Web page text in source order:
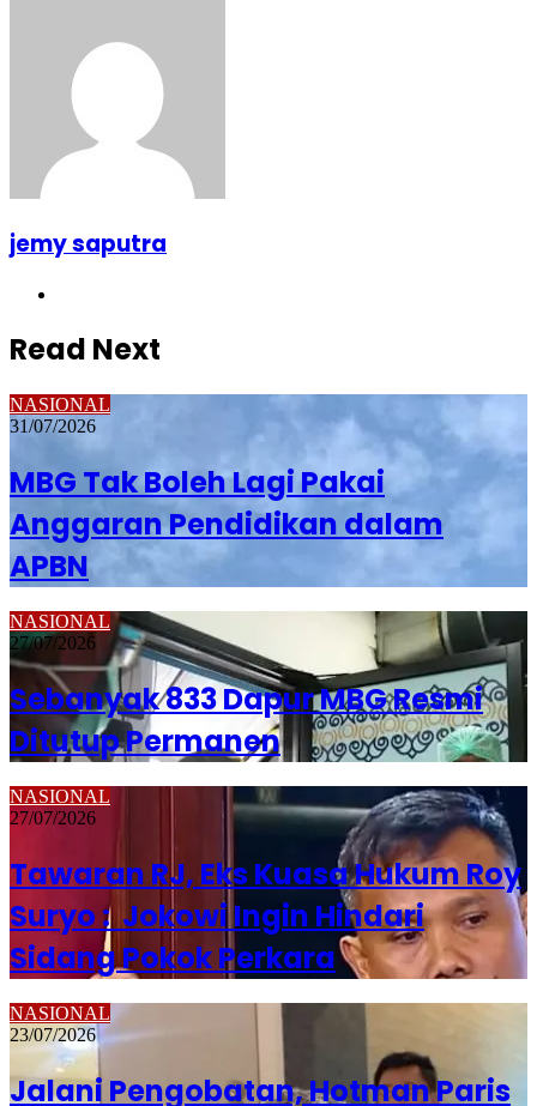
jemy saputra
Read Next
NASIONAL
31/07/2026
MBG Tak Boleh Lagi Pakai
Anggaran Pendidikan dalam
APBN
NASIONAL
27/07/2026
Sebanyak 833 Dapur MBG Resmi
Ditutup Permanen
NASIONAL
27/07/2026
Tawaran RJ, Eks Kuasa Hukum Roy
Suryo : Jokowi Ingin Hindari
Sidang Pokok Perkara
NASIONAL
23/07/2026
Jalani Pengobatan, Hotman Paris